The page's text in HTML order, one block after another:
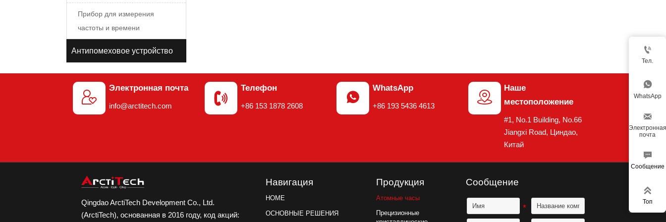
Прибор для измерения
частоты и времени
Антипомеховое устройство

Электронная почта
info@arctitech.com

Телефон
+86 153 1878 2608

WhatsApp
+86 193 5436 4613

Наше
местоположение
#1, No.1 Building, No.66
Jiangxi Road, Циндао,
Китай
Qingdao ArctiTech Development Co., Ltd.
(ArctiTech), основанная в 2016 году, код акций:
Навигация
HOME
ОСНОВНЫЕ РЕШЕНИЯ
Продукция
Атомные часы
Прецизионные
Сообщение

Тел.

WhatsApp

Электронная
почта

Сообщение

Топ